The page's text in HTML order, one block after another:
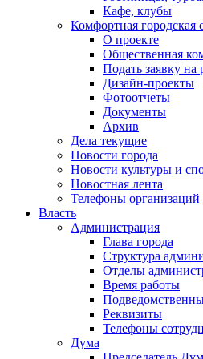
Кафе, клубы
Комфортная городская
О проекте
Общественная
Подать заявку на
Дизайн-проекты
Фотоотчеты
Документы
Архив
Дела текущие
Новости города
Новости культуры и
Новостная лента
Телефоны организаций
Власть
Администрация
Глава города
Структура
Отделы
Время работы
Реквизиты
Телефоны
Дума